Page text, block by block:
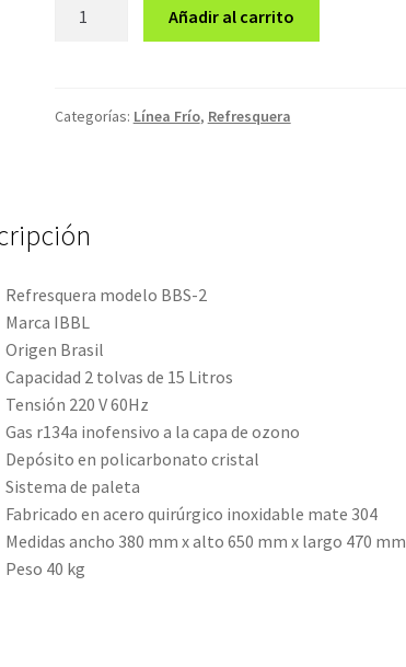
Añadir al carrito
Categorías: Línea Frío, Refresquera
Refresquera modelo BBS-2
Marca IBBL
Origen Brasil
Capacidad 2 tolvas de 15 Litros
Tensión 220 V 60Hz
Gas r134a inofensivo a la capa de ozono
Depósito en policarbonato cristal
Sistema de paleta
Fabricado en acero quirúrgico inoxidable mate 304
Medidas ancho 380 mm x alto 650 mm x largo 470 mm
Peso 40 kg